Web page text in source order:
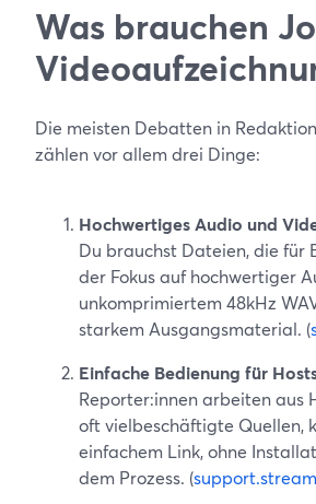
Was brauchen
Die meisten Debatten in
zählen vor allem drei Dinge:
Hochwertiges Audio und
Du brauchst Dateien, die für
der Fokus auf hochwertiger
unkomprimiertem 48kHz
starkem Ausgangsmaterial. (
Einfache Bedienung für
Reporter:innen arbeiten aus
oft vielbeschäftigte Quellen,
einfachem Link, ohne
dem Prozess. (